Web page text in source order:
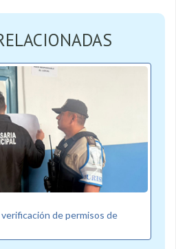
de permisos de